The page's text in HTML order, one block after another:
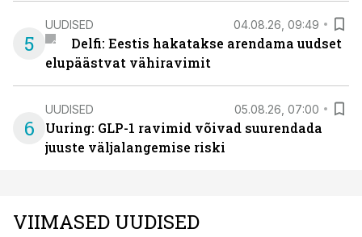
5
UUDISED 04.08.26, 09:49
Delfi: Eestis hakatakse arendama uudset
elupäästvat vähiravimit
6
UUDISED 05.08.26, 07:00
Uuring: GLP-1 ravimid võivad suurendada
juuste väljalangemise riski
VIIMASED UUDISED